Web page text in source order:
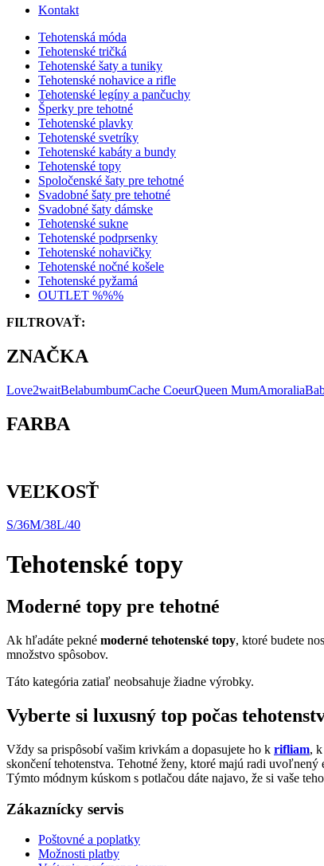
Kontakt
Tehotenská móda
Tehotenské tričká
Tehotenské šaty a tuniky
Tehotenské nohavice a rifle
Tehotenské legíny a pančuchy
Šperky pre tehotné
Tehotenské plavky
Tehotenské svetríky
Tehotenské kabáty a bundy
Tehotenské topy
Spoločenské šaty pre tehotné
Svadobné šaty pre tehotné
Svadobné šaty dámske
Tehotenské sukne
Tehotenské podprsenky
Tehotenské nohavičky
Tehotenské nočné košele
Tehotenské pyžamá
OUTLET %%%
FILTROVAŤ:
ZNAČKA
Love2waitBelabumbumCache CoeurQueen MumAmoralia
FARBA
VEĽKOSŤ
S/36M/38L/40
Tehotenské topy
Moderné topy pre tehotné
Ak hľadáte pekné moderné tehotenské topy, ktoré budete
množstvo spôsobov.
Táto kategória zatiaľ neobsahuje žiadne výrobky.
Vyberte si luxusný top počas
Vždy sa prispôsobí vašim krivkám a dopasujete ho k rifliam, k
skončení tehotenstva. Tehotné ženy, ktoré majú radi uvoľnený
Týmto módnym kúskom s potlačou dáte najavo, že si vaše
Zákaznícky servis
Poštovné a poplatky
Možnosti platby